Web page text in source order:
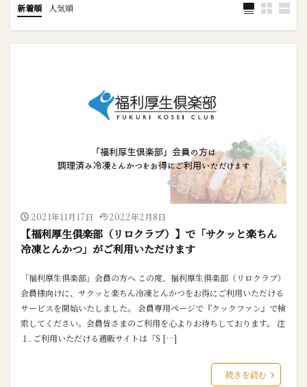
新着順 人気順
2021年11月17日 2022年2月8日
【福利厚生倶楽部（リロクラブ）】で「サクッと楽ちん
冷凍とんかつ」がご利用いただけます
「福利厚生倶楽部」会員の方へ この度、福利厚生倶楽部（リロクラブ）
会員様向けに、サクッと楽ちん冷凍とんかつをお得にご利用いただける
サービスを開始いたしました。 会員専用ページで『クックファン』で検
索してください。会員皆さまのご利用を心よりお待ちしております。 注
１. ご利用いただける通販サイトは「S […]
続きを読む